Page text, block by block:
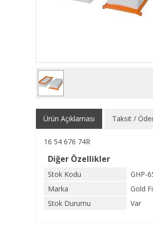
Ürün Açıklaması Taksit /
16 54 676 74R
Diğer Özellikler
Stok Kodu
GHP-
Marka
Gold
Stok Durumu
Var